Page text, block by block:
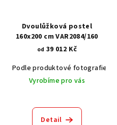
Dvoulůžková postel
160x200 cm VAR2084/160
od 39 012 Kč
Podle produktové fotografie
Vyrobíme pro vás
Detail